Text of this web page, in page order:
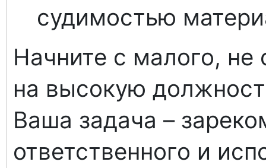
судимостью
Начните с малого, не
на высокую
Ваша задача –
ответственного и